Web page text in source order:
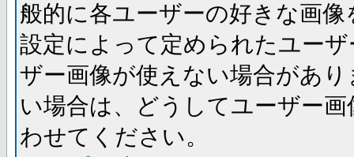
般的に各ユーザーの好きな画
設定によって定められたユー
ザー画像が使えない場合があ
い場合は、どうしてユーザー
わせてください。